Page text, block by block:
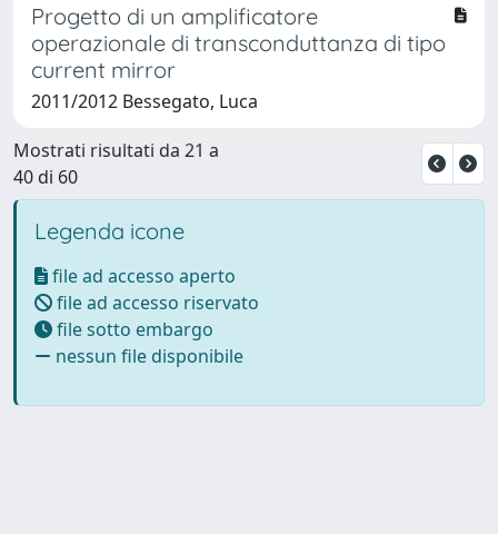
Progetto di un amplificatore
operazionale di transconduttanza di tipo
current mirror
2011/2012 Bessegato, Luca
Mostrati risultati da 21 a
40 di 60
Legenda icone
file ad accesso aperto
file ad accesso riservato
file sotto embargo
nessun file disponibile